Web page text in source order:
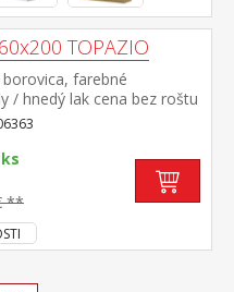
TOPAZIO
farebné
/ hnedý lak cena bez roštu
rozmer matraca 160
2 kusy 80 × 200 cm a rošt
úložný priestor 8009B
**